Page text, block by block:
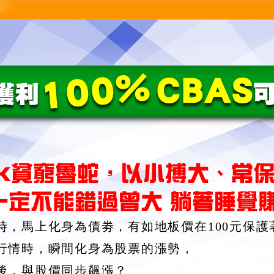
，馬上化身為債劵，有如地板價在100元保護
時，瞬間化身為股票的漲勢，
，與股價同步飆漲？